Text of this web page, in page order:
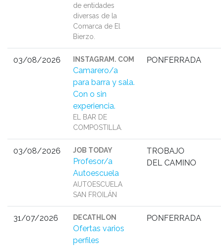
de entidades
diversas de la
Comarca de El
Bierzo.
03/08/2026 INSTAGRAM. COM
Camarero/a
para barra y sala.
Con o sin
experiencia.
EL BAR DE
COMPOSTILLA.
PONFERRADA
03/08/2026 JOB TODAY
Profesor/a
Autoescuela
AUTOESCUELA
SAN FROILÁN
TROBAJO
DEL CAMINO
31/07/2026 DECATHLON
Ofertas varios
perfiles
PONFERRADA